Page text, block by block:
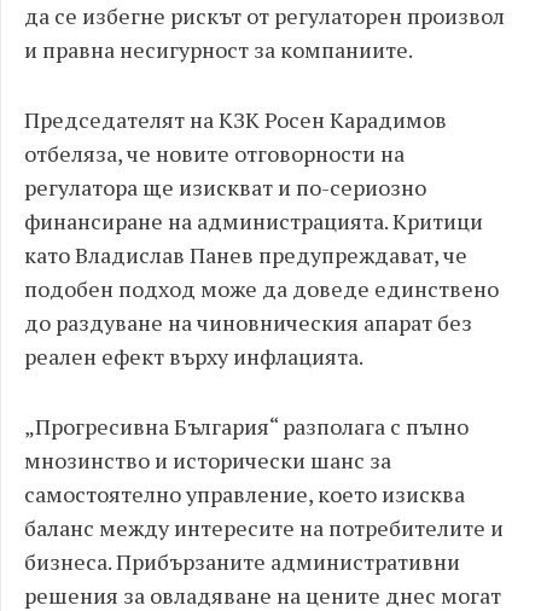
да се избегне рискът от регулаторен произвол
и правна несигурност за компаниите.
Председателят на КЗК Росен Карадимов
отбеляза, че новите отговорности на
регулатора ще изискват и по-сериозно
финансиране на администрацията. Критици
като Владислав Панев предупреждават, че
подобен подход може да доведе единствено
до раздуване на чиновническия апарат без
реален ефект върху инфлацията.
„Прогресивна България“ разполага с пълно
мнозинство и исторически шанс за
самостоятелно управление, което изисква
баланс между интересите на потребителите и
бизнеса. Прибързаните административни
решения за овладяване на цените днес могат